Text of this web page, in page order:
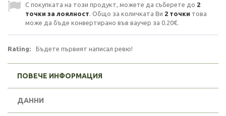
С покупката на този продукт, можете да съберете до 2
точки за лоялност. Общо за количката Ви 2 точки това
може да бъде конвертирано във ваучер за 0.20€.
Rating: Бъдете първият написал ревю!
ПОВЕЧЕ ИНФОРМАЦИЯ
ДАННИ